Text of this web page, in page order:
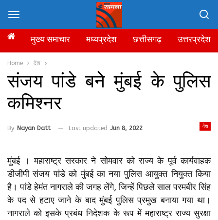
Home देश
संजय पांडे बने मुंबई के पुलिस
कमिश्नर
देश
By Nayan Datt Last updated Jun 8, 2022
मुंबई । महाराष्ट्र सरकार ने सोमवार को राज्य के पूर्व कार्यवाहक
डीजीपी संजय पांडे को मुंबई का नया पुलिस आयुक्त नियुक्त किया
है। पांडे हेमंत नागराले की जगह लेंगे, जिन्हें पिछले साल परमबीर सिंह
के पद से हटाए जाने के बाद मुंबई पुलिस प्रमुख बनाया गया था।
नागराले को इसके प्रबंध निदेशक के रूप में महाराष्ट्र राज्य सुरक्षा
मुख्य समाचार मध्यप्रदेश छत्तीसगढ़ उत्तरप्रदेश